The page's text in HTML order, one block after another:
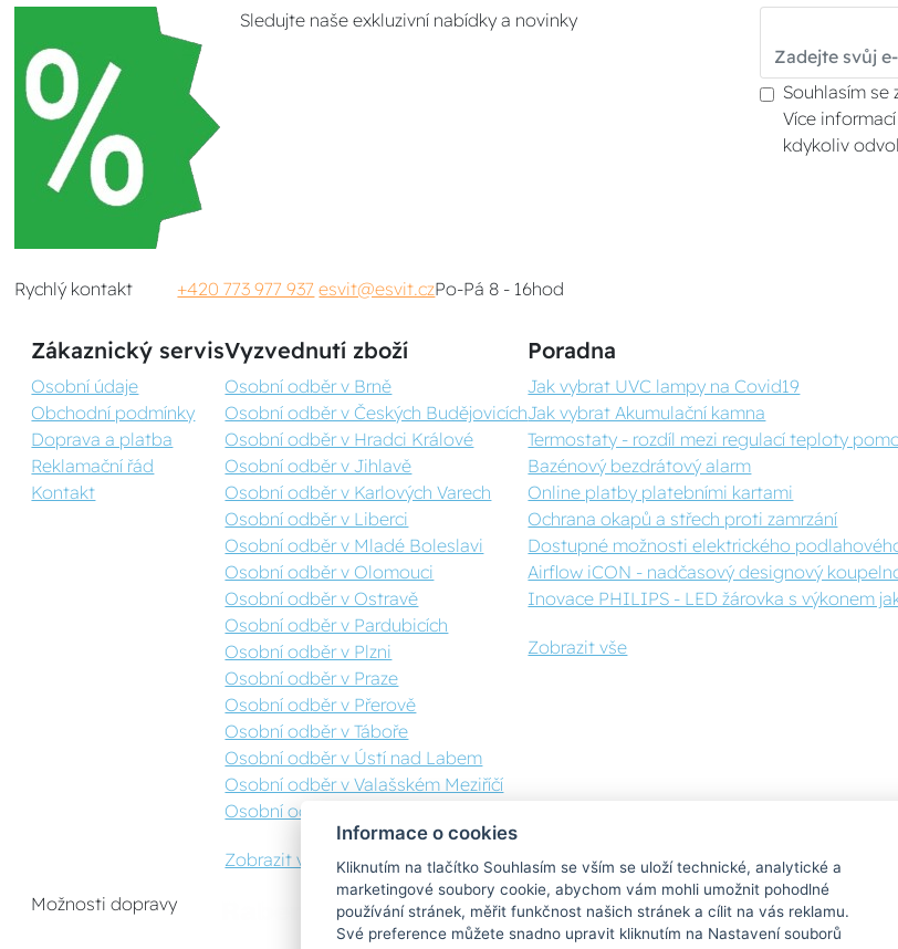
Sledujte naše exkluzivní nabídky a novinky
Souhlasím se
Více
kdykoliv
Rychlý kontakt +420 773 977 937 esvit@esvit.czPo-Pá 8 - 16hod
Zákaznický servis
Osobní údaje
Obchodní podmínky
Doprava a platba
Reklamační řád
Kontakt
Vyzvednutí zboží
Osobní odběr v Brně
Osobní odběr v Českých Budějovicích
Osobní odběr v Hradci Králové
Osobní odběr v Jihlavě
Osobní odběr v Karlových Varech
Osobní odběr v Liberci
Osobní odběr v Mladé Boleslavi
Osobní odběr v Olomouci
Osobní odběr v Ostravě
Osobní odběr v Pardubicích
Osobní odběr v Plzni
Osobní odběr v Praze
Osobní odběr v Přerově
Osobní odběr v Táboře
Osobní odběr v Ústí nad Labem
Osobní odběr v Valašském Meziříčí
Osobní odběr v Zlíně
Zobrazit vše
Poradna
Jak vybrat UVC lampy na Covid19
Jak vybrat Akumulační kamna
Termostaty - rozdíl mezi regulací teploty
Bazénový bezdrátový alarm
Online platby platebními kartami
Ochrana okapů a střech proti zamrzání
Dostupné možnosti elektrického
Airflow iCON - nadčasový designový
Inovace PHILIPS - LED žárovka s výkonem
Zobrazit vše
Možnosti dopravy Bezpečná a
Informace o cookies
Kliknutím na tlačítko Souhlasím se vším se uloží technické, analytické a
marketingové soubory cookie, abychom vám mohli umožnit pohodlné
používání stránek, měřit funkčnost našich stránek a cílit na vás reklamu.
Své preference můžete snadno upravit kliknutím na Nastavení souborů